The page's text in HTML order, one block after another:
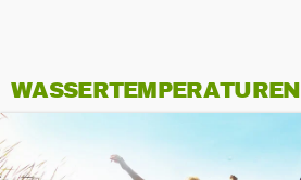
WASSERTEMPERATUREN